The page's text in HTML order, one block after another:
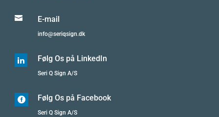
 E-mail
info@seriqsign.dk
 Følg Os på LinkedIn
Seri Q Sign A/S
 Følg Os på Facebook
Seri Q Sign A/S